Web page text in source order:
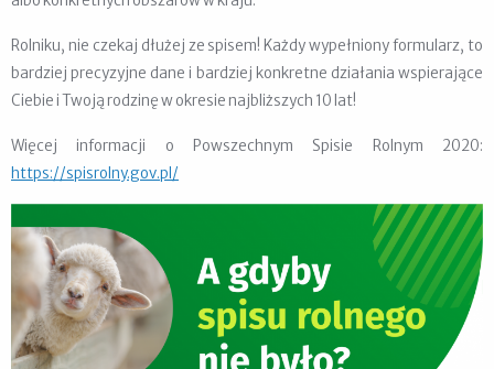
Rolniku, nie czekaj dłużej ze spisem! Każdy wypełniony formularz, to
bardziej precyzyjne dane i bardziej konkretne działania wspierające
Ciebie i Twoją rodzinę w okresie najbliższych 10 lat!
Więcej informacji o Powszechnym Spisie Rolnym 2020:
https://spisrolny.gov.pl/